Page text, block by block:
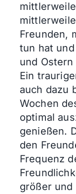
Freunden,
tun hat
und
Ein
auch dazu
Wochen
optimal
genießen.
den
Frequenz
größer und